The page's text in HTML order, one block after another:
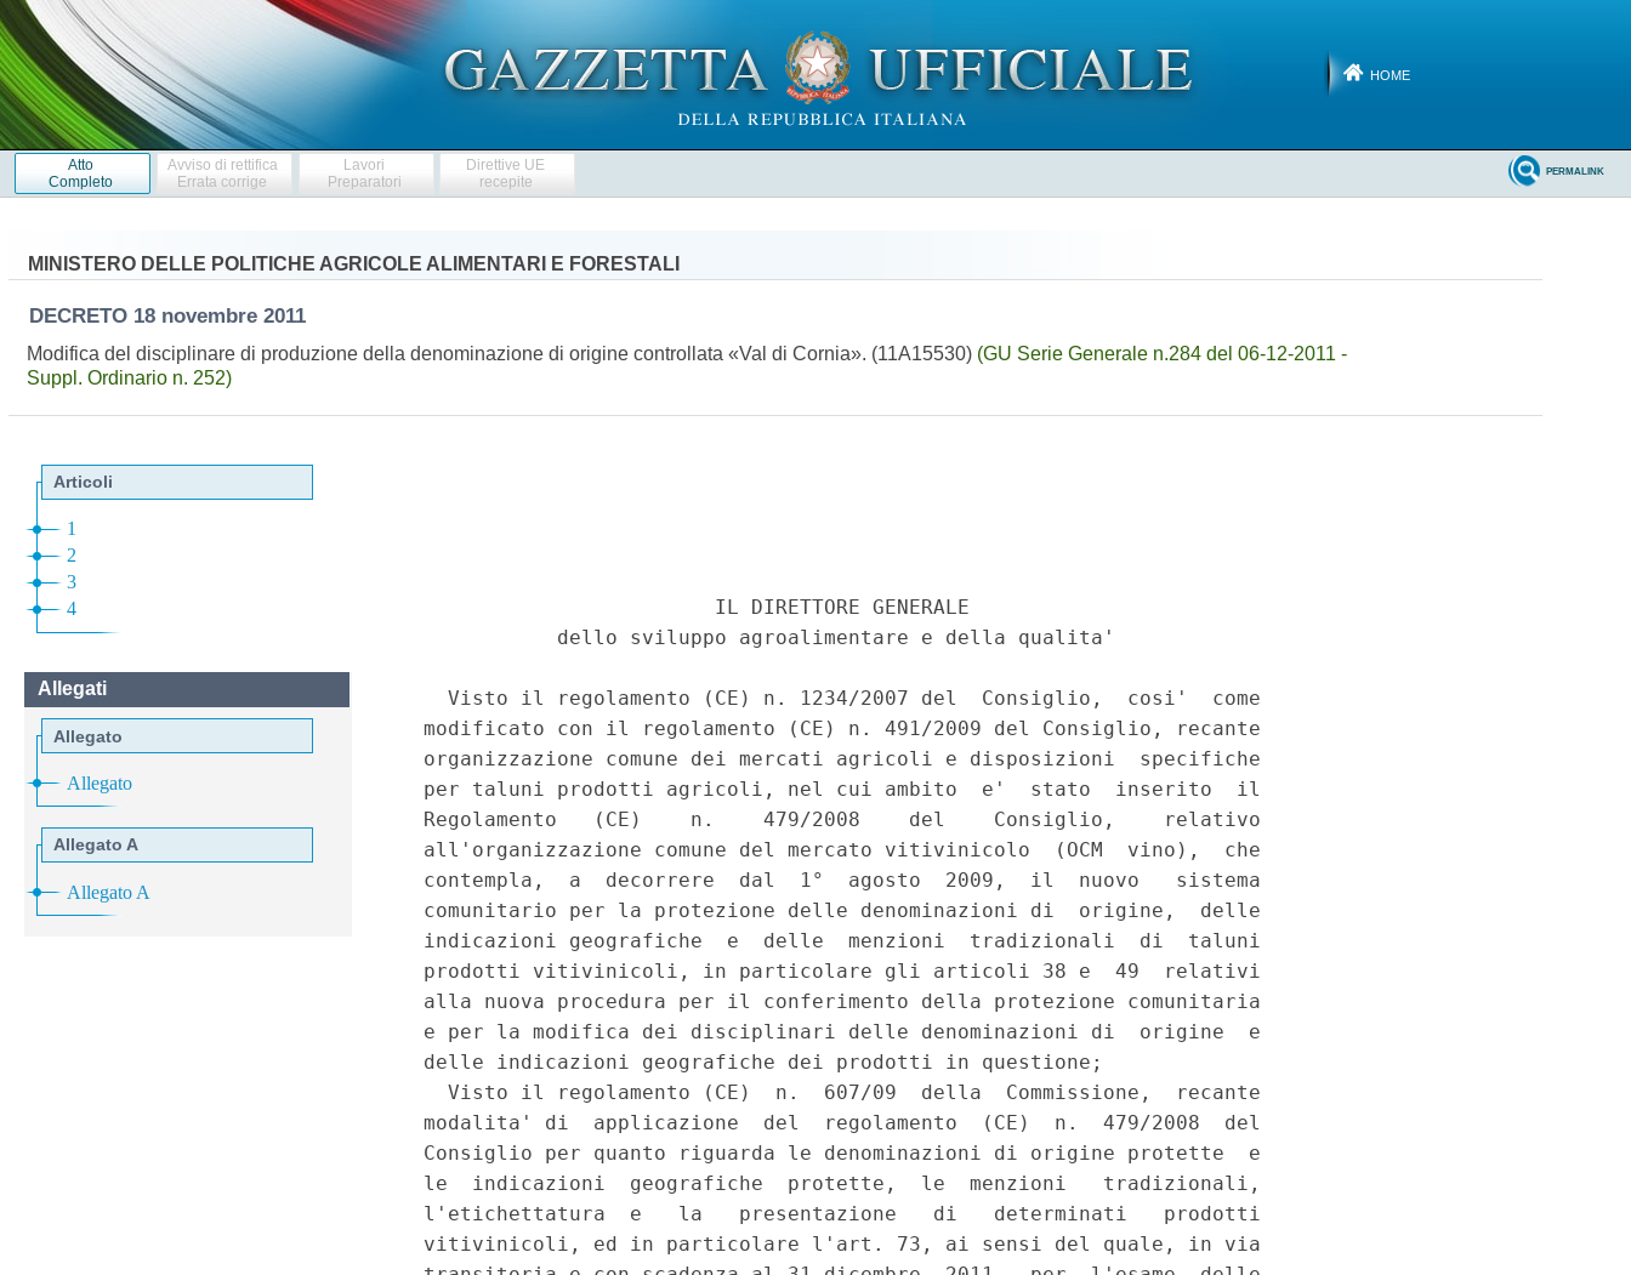
HOME
Atto
Completo
Avviso di rettifica
Errata corrige
Lavori
Preparatori
Direttive UE
recepite
PERMALINK
MINISTERO DELLE POLITICHE AGRICOLE ALIMENTARI E FORESTALI
DECRETO 18 novembre 2011
Modifica del disciplinare di produzione della denominazione di origine controllata «Val di Cornia». (11A15530) (GU Serie Generale n.284 del 06-12-2011 -
Suppl. Ordinario n. 252)